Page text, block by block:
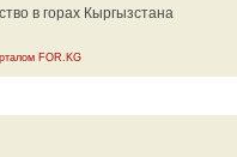
в горах Кыргызстана
FOR.KG